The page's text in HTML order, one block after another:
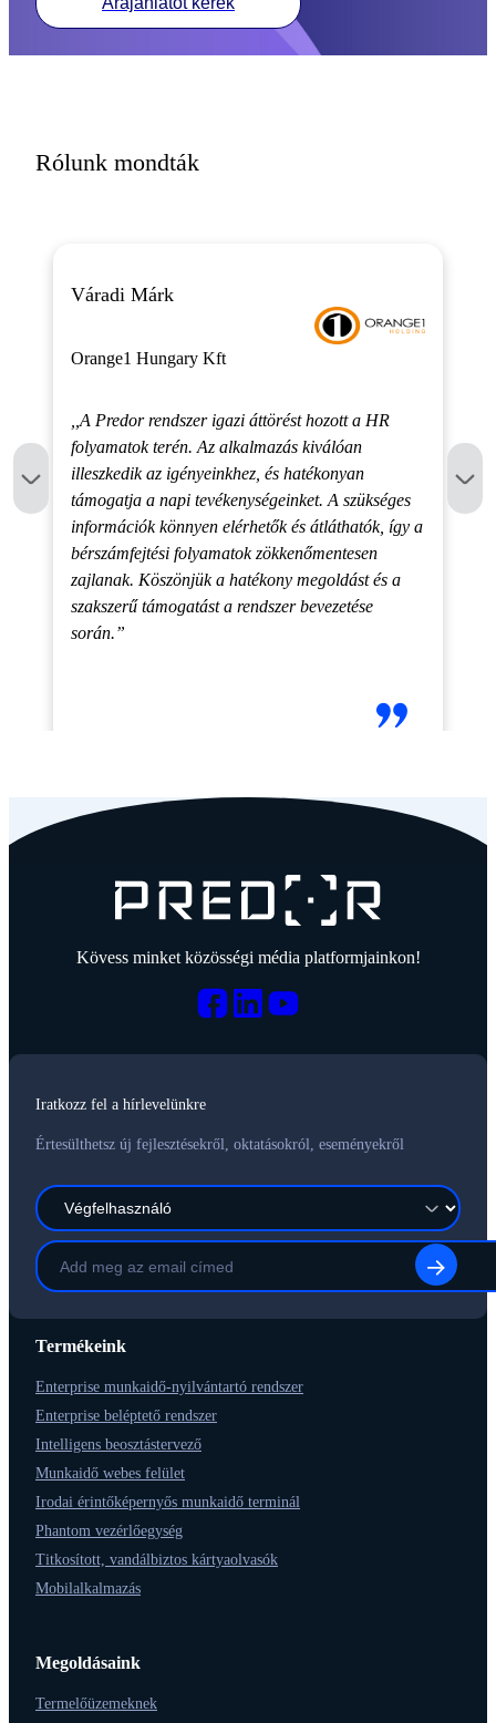
Rólunk mondták
Váradi Márk
Orange1 Hungary Kft
,,A Predor rendszer igazi áttörést hozott a HR
folyamatok terén. Az alkalmazás kiválóan
illeszkedik az igényeinkhez, és hatékonyan
támogatja a napi tevékenységeinket. A szükséges
információk könnyen elérhetők és átláthatók, így a
bérszámfejtési folyamatok zökkenőmentesen
zajlanak. Köszönjük a hatékony megoldást és a
szakszerű támogatást a rendszer bevezetése
során.”
Kövess minket közösségi média platformjainkon!
Termékeink
Enterprise munkaidő-nyilvántartó rendszer
Enterprise beléptető rendszer
Intelligens beosztástervező
Munkaidő webes felület
Irodai érintőképernyős munkaidő terminál
Phantom vezérlőegység
Titkosított, vandálbiztos kártyaolvasók
Mobilalkalmazás
Megoldásaink
Termelőüzemeknek
Iratkozz fel a hírlevelünkre
Értesülthetsz új fejlesztésekről, oktatásokról, eseményekről